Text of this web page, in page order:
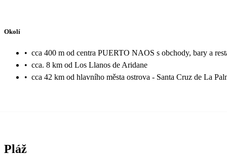
Okolí
• cca 400 m od centra PUERTO NAOS s obchody, bary a
• cca. 8 km od Los Llanos de Aridane
• cca 42 km od hlavního města ostrova - Santa Cruz de La
Pláž